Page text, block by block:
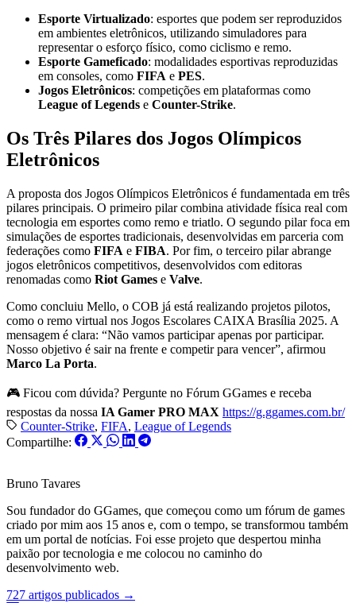
Esporte Virtualizado: esportes que podem ser reproduzidos
em ambientes eletrônicos, utilizando simuladores para
representar o esforço físico, como ciclismo e remo.
Esporte Gameficado: modalidades esportivas reproduzidas
em consoles, como FIFA e PES.
Jogos Eletrônicos: competições em plataformas como
League of Legends e Counter-Strike.
Os Três Pilares dos Jogos Olímpicos
Eletrônicos
A proposta dos Jogos Olímpicos Eletrônicos é fundamentada em três
pilares principais. O primeiro pilar combina atividade física real com
tecnologia em esportes como remo e triatlo. O segundo pilar foca em
simulações de esportes tradicionais, desenvolvidas em parceria com
federações como FIFA e FIBA. Por fim, o terceiro pilar abrange
jogos eletrônicos competitivos, desenvolvidos com editoras
renomadas como Riot Games e Valve.
Como concluiu Mello, o COB já está realizando projetos pilotos,
como o remo virtual nos Jogos Escolares CAIXA Brasília 2025. A
mensagem é clara: “Não vamos participar apenas por participar.
Nosso objetivo é sair na frente e competir para vencer”, afirmou
Marco La Porta.
🎮 Ficou com dúvida? Pergunte no Fórum GGames e receba
respostas da nossa IA Gamer PRO MAX https://g.ggames.com.br/
Counter-Strike, FIFA, League of Legends
Compartilhe:
Bruno Tavares
Sou fundador do GGames, que começou como um fórum de games
criado por mim aos 15 anos e, com o tempo, se transformou também
em um portal de notícias. Foi esse projeto que despertou minha
paixão por tecnologia e me colocou no caminho do
desenvolvimento web.
727 artigos publicados →